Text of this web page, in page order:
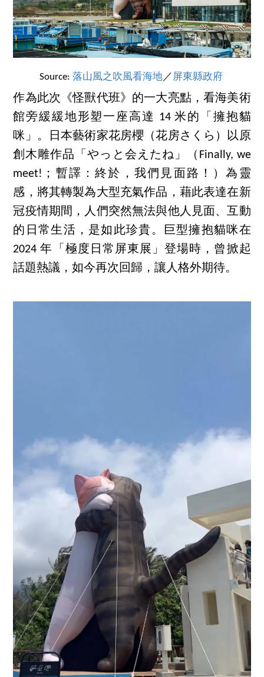
Source: 落山風之吹風看海地／ 屏東縣政府
作為此次《怪獸代班》的一大亮點，看海美術
館旁緩緩地形塑一座高達 14 米的「擁抱貓
咪」。日本藝術家花房櫻（花房さくら）以原
創木雕作品「やっと会えたね」（Finally, we
meet!；暫譯：終於，我們見面路！）為靈
感，將其轉製為大型充氣作品，藉此表達在新
冠疫情期間，人們突然無法與他人見面、互動
的日常生活，是如此珍貴。巨型擁抱貓咪在
2024 年「極度日常屏東展」登場時，曾掀起
話題熱議，如今再次回歸，讓人格外期待。